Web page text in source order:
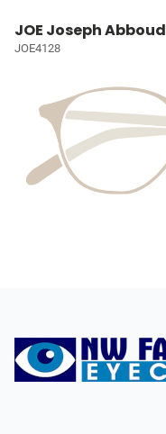
JOE Joseph Abboud
JOE4128